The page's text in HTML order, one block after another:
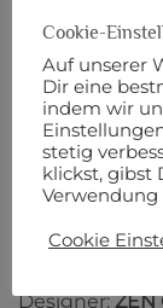
ZUSÄTZLICHE
110 cm Breite
100%
Designer:ZEN
Cookie-
Auf unserer
Dir eine
indem wir
stetig
klickst, gibst
Verwendung
Cookie